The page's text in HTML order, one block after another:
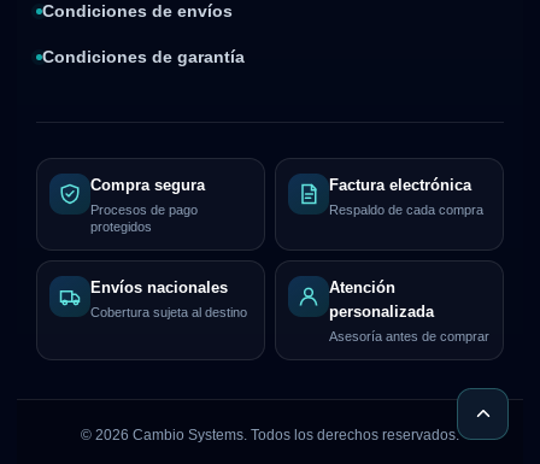
Condiciones de envíos
Condiciones de garantía
Compra segura
Procesos de pago
protegidos
Factura electrónica
Respaldo de cada compra
Envíos nacionales
Cobertura sujeta al destino
Atención
personalizada
Asesoría antes de comprar
© 2026 Cambio Systems. Todos los derechos reservados.